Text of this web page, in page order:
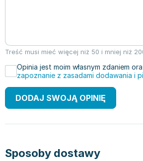
Treść musi mieć więcej niż 50 i mniej niż
Opinia jest moim własnym zdaniem
zapoznanie z zasadami dodawania i
DODAJ SWOJĄ OPINIĘ
Sposoby dostawy